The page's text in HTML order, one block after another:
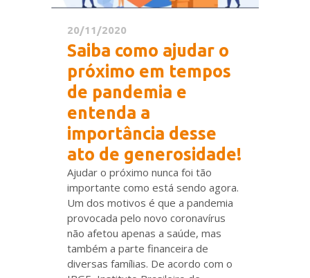
20/11/2020
Saiba como ajudar o
próximo em tempos
de pandemia e
entenda a
importância desse
ato de generosidade!
Ajudar o próximo nunca foi tão
importante como está sendo agora.
Um dos motivos é que a pandemia
provocada pelo novo coronavírus
não afetou apenas a saúde, mas
também a parte financeira de
diversas famílias. De acordo com o